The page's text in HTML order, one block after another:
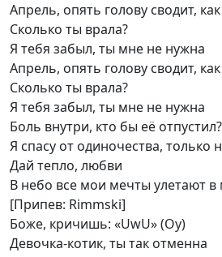
Апрель, опять голову сводит,
Сколько ты врала?
Я тебя забыл, ты мне не нужна
Апрель, опять голову сводит,
Сколько ты врала?
Я тебя забыл, ты мне не нужна
Боль внутри, кто бы её отпустил?
Я спасу от одиночества, только
Дай тепло, любви
В небо все мои мечты улетают в
[Припев: Rimmski]
Боже, кричишь: «UwU» (Оу)
Девочка-котик, ты так отменна